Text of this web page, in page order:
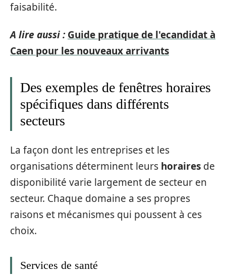
faisabilité.
A lire aussi : Guide pratique de l'ecandidat à
Caen pour les nouveaux arrivants
Des exemples de fenêtres horaires
spécifiques dans différents
secteurs
La façon dont les entreprises et les
organisations déterminent leurs horaires de
disponibilité varie largement de secteur en
secteur. Chaque domaine a ses propres
raisons et mécanismes qui poussent à ces
choix.
Services de santé